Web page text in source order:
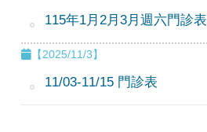
115年1月2月3月週六門診表
【2025/11/3】
11/03-11/15 門診表